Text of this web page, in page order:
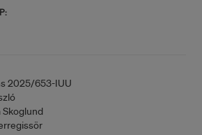
2025/653-IUU
Skoglund